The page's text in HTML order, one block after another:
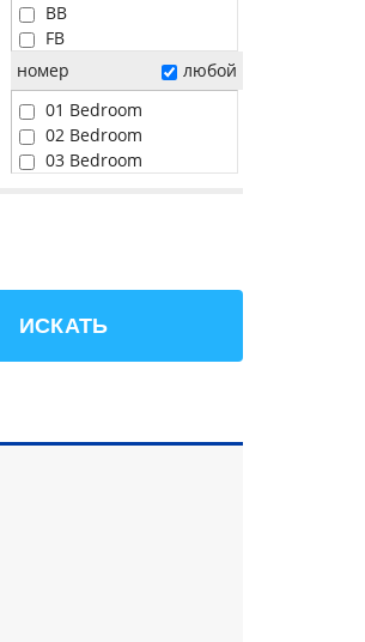
BB
FB
HB
номер
любой
01 Bedroom
02 Bedroom
03 Bedroom
Pool
Water
Все
ИСКАТЬ